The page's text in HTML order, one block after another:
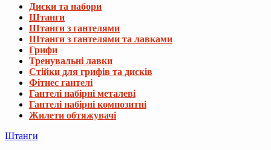
Диски та набори
Штанги
Штанги з гантелями
Штанги з гантелями та лавками
Грифи
Тренувальні лавки
Стійки для грифів та дисків
Фітнес гантелі
Гантелі набірні металеві
Гантелі набірні композитні
Жилети обтяжувачі
Штанги